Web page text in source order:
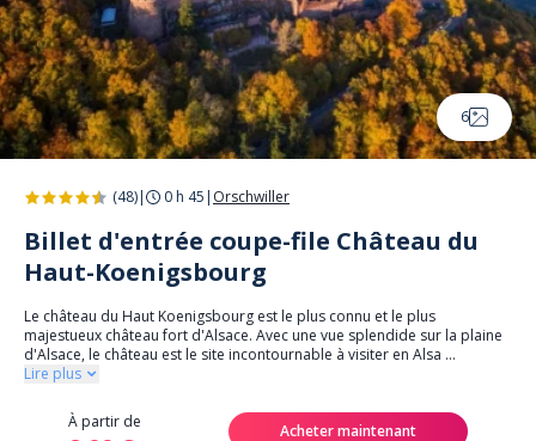
6
(48)| 0 h 45 | Orschwiller
Billet d'entrée coupe-file Château du
Haut-Koenigsbourg
Le château du Haut Koenigsbourg est le plus connu et le plus
majestueux château fort d'Alsace. Avec une vue splendide sur la plaine
d'Alsace, le château est le site incontournable à visiter en Alsa ...
Lire plus
À partir de Acheter maintenant